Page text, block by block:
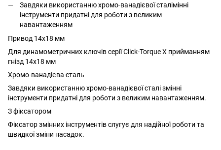
Завдяки використанню хромо-ванадієвої сталімінні
інструменти придатні для роботи з великим
навантаженням
Привод 14x18 мм
Для динамометричних ключів серії Click-Torque X прийманням
гнізд 14x18 мм
Хромо-ванадієва сталь
Завдяки використанню хромо-ванадієвої сталі змінні
інструменти придатні для роботи з великим навантаженням.
З фіксатором
Фіксатор змінних інструментів слугує для надійної роботи та
швидкої зміни насадок.